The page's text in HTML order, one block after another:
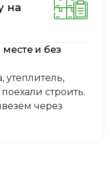
нa
и без
утеплитель,
строить.
через